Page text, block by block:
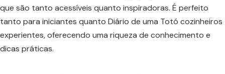
que são tanto acessíveis quanto inspiradoras. É perfeito
tanto para iniciantes quanto Diário de uma Totó cozinheiros
experientes, oferecendo uma riqueza de conhecimento e
dicas práticas.